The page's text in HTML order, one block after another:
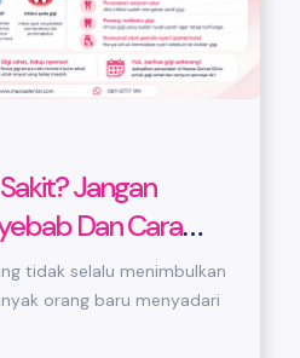
Jangan
Dan Cara
tidak selalu menimbulkan
orang baru menyadari